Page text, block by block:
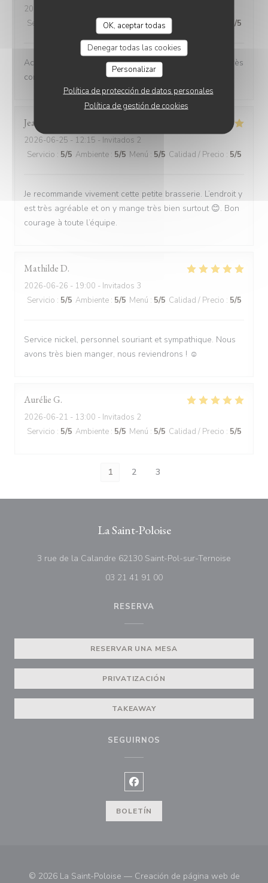
OK, aceptar todas
Denegar todas las cookies
Personalizar
Política de protección de datos personales
Política de gestión de cookies
2026-06-26
Servicio
Ambiente: 5/5 Menú:5/5 Calidad / Precio /5
Accueil chaleureux service au top rapport qualité prix très
correct
Jean Claude
2026-06-25 - 12:15 - Invitados 2
Servicio : 5/5 Ambiente : 5/5 Menú : 5/5 Calidad / Precio : 5/5
Je recommande vivement cette petite brasserie. L’endroit y
est très agréable et on y mange très bien surtout 😊. Bon
courage à toute l’équipe.
MathildeD
2026-06-26 - 19:00 - Invitados 3
Servicio : 5/5 Ambiente : 5/5 Menú : 5/5 Calidad / Precio : 5/5
Service nickel, personnel souriant et sympathique. Nous
avons très bien manger, nous reviendrons ! ☺️
AurélieG
2026-06-21 - 13:00 - Invitados 2
Servicio : 5/5 Ambiente : 5/5 Menú : 5/5 Calidad / Precio : 5/5
1 2 3
La Saint-Poloise
3 rue de la Calandre 62130 Saint-Pol-sur-Ternoise
03 21 41 91 00
RESERVA
RESERVAR UNA MESA
PRIVATIZACIÓN
TAKEAWAY
SEGUIRNOS
Facebook ((abre en una nueva
BOLETÍN
© 2026 La Saint-Poloise — Creación de página web de